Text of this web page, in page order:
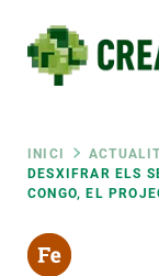
contingut
Fil
INICI
DESXIFRAR ELS
CONGO, EL
RRSS